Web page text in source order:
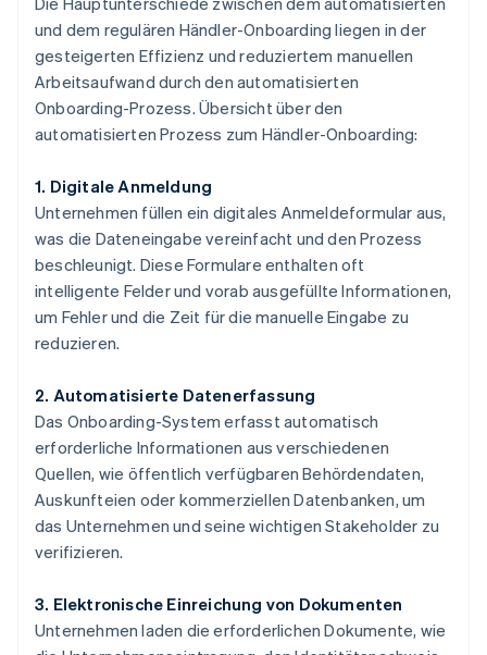
und dem regulären Händler-Onboarding liegen in der
gesteigerten Effizienz und reduziertem manuellen
Arbeitsaufwand durch den automatisierten
Onboarding-Prozess. Übersicht über den
automatisierten Prozess zum Händler-Onboarding:
1. Digitale Anmeldung
Unternehmen füllen ein digitales Anmeldeformular aus,
was die Dateneingabe vereinfacht und den Prozess
beschleunigt. Diese Formulare enthalten oft
intelligente Felder und vorab ausgefüllte Informationen,
um Fehler und die Zeit für die manuelle Eingabe zu
reduzieren.
2. Automatisierte Datenerfassung
Das Onboarding-System erfasst automatisch
erforderliche Informationen aus verschiedenen
Quellen, wie öffentlich verfügbaren Behördendaten,
Auskunfteien oder kommerziellen Datenbanken, um
das Unternehmen und seine wichtigen Stakeholder zu
verifizieren.
3. Elektronische Einreichung von Dokumenten
Unternehmen laden die erforderlichen Dokumente, wie